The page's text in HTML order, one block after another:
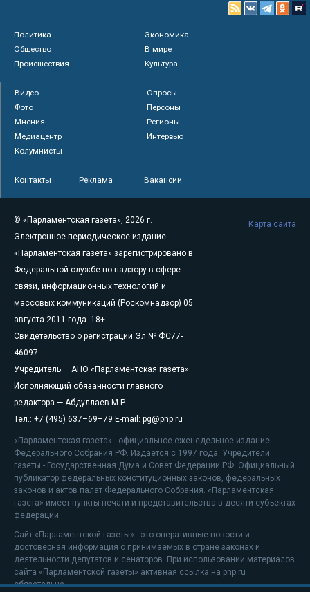
Политика
Экономика
Общество
В мире
Происшествия
Культура
Видео
Опросы
Фото
Персоны
Мнения
Регионы
Медиацентр
Интервью
Колумнисты
Контакты Реклама Вакансии
© «Парламентская газета», 2026 г.
Электронное периодическое издание
«Парламентская газета» зарегистрировано в
Федеральной службе по надзору в сфере
связи, информационных технологий и
массовых коммуникаций (Роскомнадзор) 05
августа 2011 года. 18+
Свидетельство о регистрации Эл № ФС77-
46097
Учредитель — АНО «Парламентская газета»
Исполняющий обязанности главного
редактора — Абдуллаев М.Р.
Тел.: +7 (495) 637–69–79 E-mail: pg@pnp.ru
«Парламентская газета» - официальное еженедельное издание
Федерального Собрания РФ. Издается с 1997 года. Учредители
газеты - Государственная Дума и Совет Федерации РФ. Официальный
публикатор федеральных конституционных законов, федеральных
законов и актов палат Федерального Собрания. «Парламентская
газета» имеет пункты печати и представительства в десяти субъектах
федерации.
Сайт «Парламентской газеты» - это оперативные новости и
достоверная информация о принимаемых в стране законах и
деятельности депутатов и сенаторов. При использовании материалов
сайта «Парламентской газеты» активная ссылка на pnp.ru
обязательна.
Карта сайта